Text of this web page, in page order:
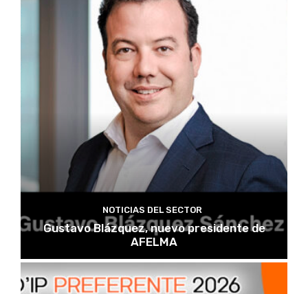
NOTICIAS DEL SECTOR
Gustavo Blázquez, nuevo presidente de
AFELMA